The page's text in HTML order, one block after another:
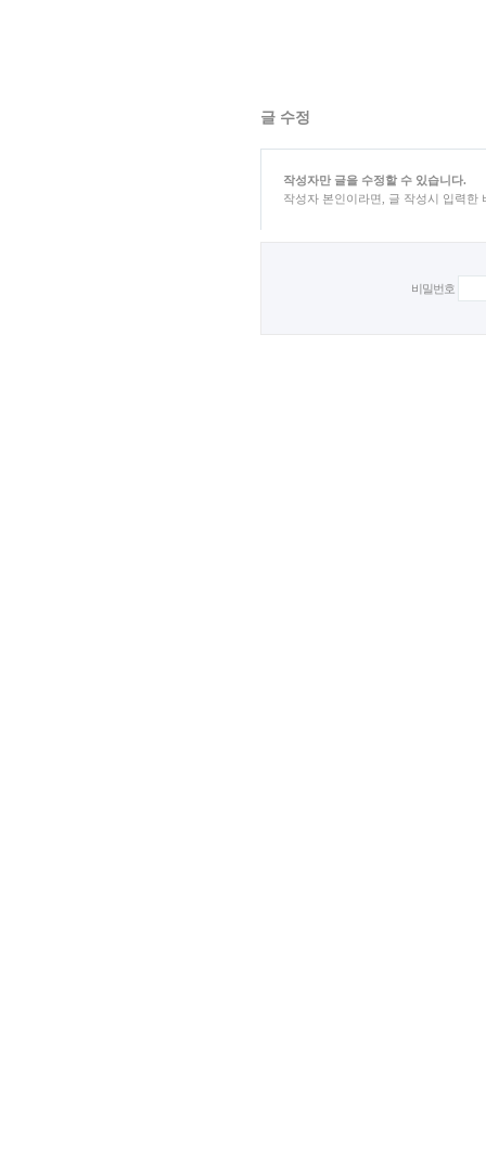
글 수정
작성자만 글을 수정할 수 있습니다.
작성자 본인이라면, 글 작성시 입력한
비밀번호